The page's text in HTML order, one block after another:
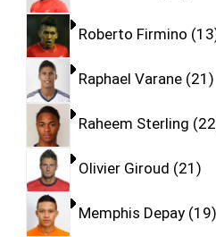
Roberto Firmino 13
Raphael Varane 21
Raheem Sterling 22
Olivier Giroud 21
Memphis Depay 19